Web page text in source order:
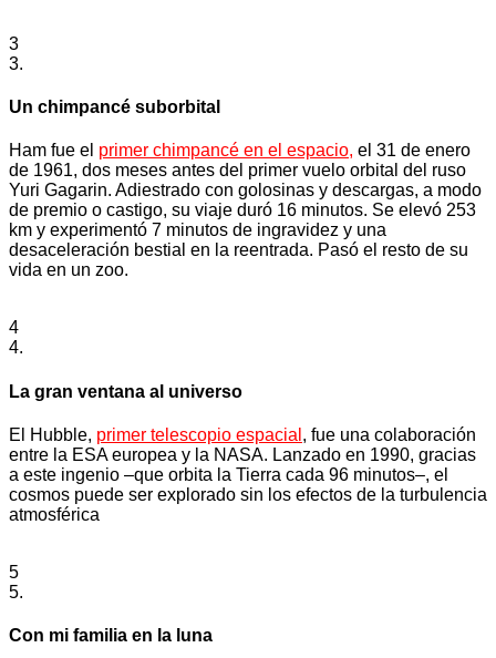
3
3.
Un chimpancé suborbital
Ham fue el primer chimpancé en el espacio, el 31 de enero
de 1961, dos meses antes del primer vuelo orbital del ruso
Yuri Gagarin. Adiestrado con golosinas y descargas, a modo
de premio o castigo, su viaje duró 16 minutos. Se elevó 253
km y experimentó 7 minutos de ingravidez y una
desaceleración bestial en la reentrada. Pasó el resto de su
vida en un zoo.
4
4.
La gran ventana al universo
El Hubble, primer telescopio espacial , fue una colaboración
entre la ESA europea y la NASA. Lanzado en 1990, gracias
a este ingenio –que orbita la Tierra cada 96 minutos–, el
cosmos puede ser explorado sin los efectos de la turbulencia
atmosférica
5
5.
Con mi familia en la luna